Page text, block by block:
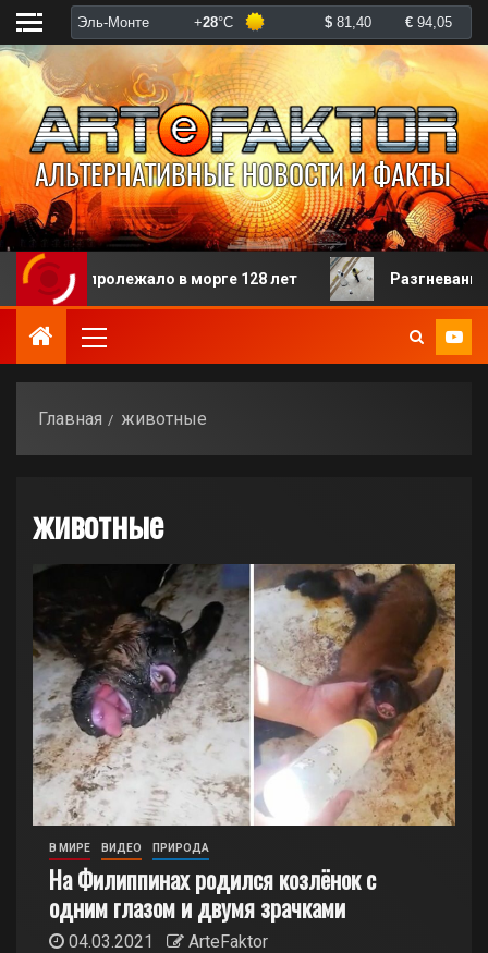
пролежало в морге 128 лет Разгневанная
Главная животные
животные
В МИРЕ ВИДЕО ПРИРОДА
На Филиппинах родился козлёнок с
одним глазом и двумя зрачками
04.03.2021
ArteFaktor